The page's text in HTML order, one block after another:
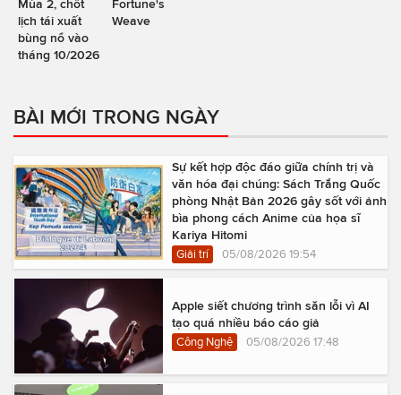
Mùa 2, chốt
lịch tái xuất
bùng nổ vào
tháng 10/2026
Fortune's
Weave
BÀI MỚI TRONG NGÀY
Sự kết hợp độc đáo giữa chính trị và
văn hóa đại chúng: Sách Trắng Quốc
phòng Nhật Bản 2026 gây sốt với ảnh
bìa phong cách Anime của họa sĩ
Kariya Hitomi
Giải trí 05/08/2026 19:54
Apple siết chương trình săn lỗi vì AI
tạo quá nhiều báo cáo giả
Công Nghệ 05/08/2026 17:48